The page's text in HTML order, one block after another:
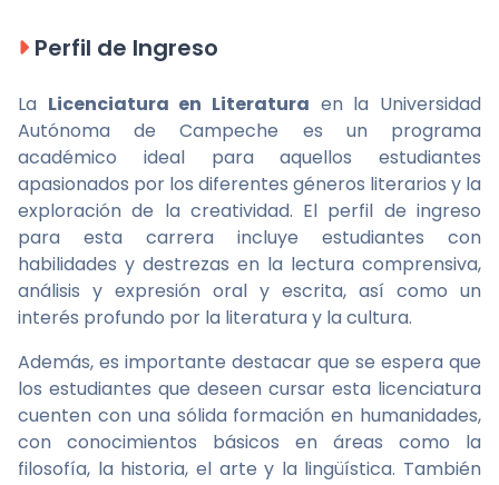
Perfil de Ingreso
La Licenciatura en Literatura en la Universidad
Autónoma de Campeche es un programa
académico ideal para aquellos estudiantes
apasionados por los diferentes géneros literarios y la
exploración de la creatividad. El perfil de ingreso
para esta carrera incluye estudiantes con
habilidades y destrezas en la lectura comprensiva,
análisis y expresión oral y escrita, así como un
interés profundo por la literatura y la cultura.
Además, es importante destacar que se espera que
los estudiantes que deseen cursar esta licenciatura
cuenten con una sólida formación en humanidades,
con conocimientos básicos en áreas como la
filosofía, la historia, el arte y la lingüística. También